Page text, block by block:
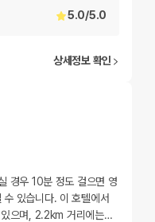
5.0/5.0
상세정보 확인
경우 10분 정도 걸으면 영
있습니다. 이 호텔에서
으며, 2.2km 거리에는…